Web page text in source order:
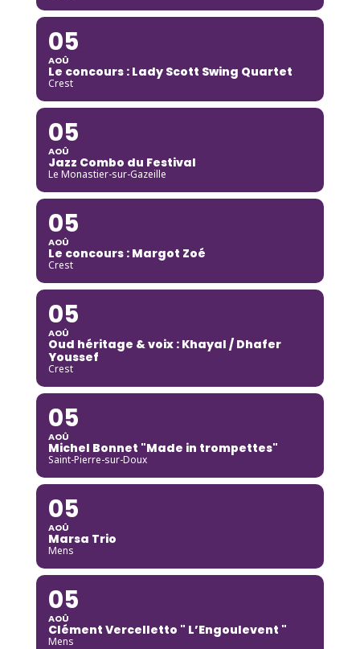
05
AOÛ
Le concours : Lady Scott Swing Quartet
Crest
05
AOÛ
Jazz Combo du Festival
Le Monastier-sur-Gazeille
05
AOÛ
Le concours : Margot Zoé
Crest
05
AOÛ
Oud héritage & voix : Khayal / Dhafer
Youssef
Crest
05
AOÛ
Michel Bonnet "Made in trompettes"
Saint-Pierre-sur-Doux
05
AOÛ
Marsa Trio
Mens
05
AOÛ
Clément Vercelletto " L’Engoulevent "
Mens